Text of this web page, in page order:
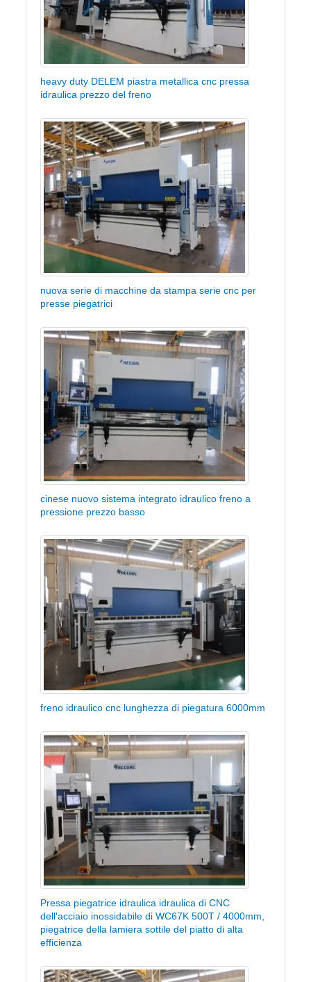
heavy duty DELEM piastra metallica cnc pressa
idraulica prezzo del freno
nuova serie di macchine da stampa serie cnc per
presse piegatrici
cinese nuovo sistema integrato idraulico freno a
pressione prezzo basso
freno idraulico cnc lunghezza di piegatura 6000mm
Pressa piegatrice idraulica idraulica di CNC
dell'acciaio inossidabile di WC67K 500T / 4000mm,
piegatrice della lamiera sottile del piatto di alta
efficienza